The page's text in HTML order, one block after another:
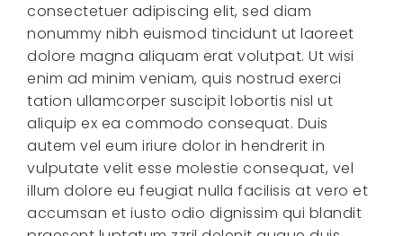
consectetuer adipiscing elit, sed diam
nonummy nibh euismod tincidunt ut laoreet
dolore magna aliquam erat volutpat. Ut wisi
enim ad minim veniam, quis nostrud exerci
tation ullamcorper suscipit lobortis nisl ut
aliquip ex ea commodo consequat. Duis
autem vel eum iriure dolor in hendrerit in
vulputate velit esse molestie consequat, vel
illum dolore eu feugiat nulla facilisis at vero et
accumsan et iusto odio dignissim qui blandit